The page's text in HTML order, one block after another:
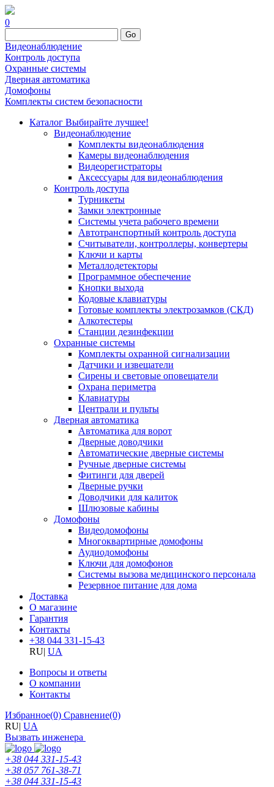
0
Go
Видеонаблюдение
Контроль доступа
Охранные системы
Дверная автоматика
Домофоны
Комплекты систем безопасности
Каталог Выбирайте лучшее!
Видеонаблюдение
Комплекты видеонаблюдения
Камеры видеонаблюдения
Видеорегистраторы
Аксессуары для видеонаблюдения
Контроль доступа
Турникеты
Замки электронные
Системы учета рабочего времени
Автотранспортный контроль доступа
Считыватели, контроллеры, конвертеры
Ключи и карты
Металлодетекторы
Программное обеспечение
Кнопки выхода
Кодовые клавиатуры
Готовые комплекты электрозамков (СКД)
Алкотестеры
Станции дезинфекции
Охранные системы
Комплекты охранной сигнализации
Датчики и извещатели
Сирены и световые оповещатели
Охрана периметра
Клавиатуры
Централи и пульты
Дверная автоматика
Автоматика для ворот
Дверные доводчики
Автоматические дверные системы
Ручные дверные системы
Фитинги для дверей
Дверные ручки
Доводчики для калиток
Шлюзовые кабины
Домофоны
Видеодомофоны
Многоквартирные домофоны
Аудиодомофоны
Ключи для домофонов
Системы вызова медицинского персонала
Резервное питание для дома
Доставка
О магазине
Гарантия
Контакты
+38 044 331-15-43
RU| UA
Вопросы и ответы
О компании
Контакты
Избранное(0) Сравнение(0)
RU| UA
Вызвать инженера
+38 044 331-15-43
+38 057 761-38-71
+38 044 331-15-43